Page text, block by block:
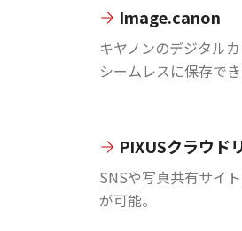
Image.canon
キヤノンのデジタル
シームレスに保存で
PIXUSクラウド
SNSや写真共有サイ
が可能。